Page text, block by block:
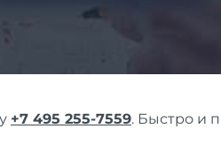
+7 495 255-7559. Быстро и